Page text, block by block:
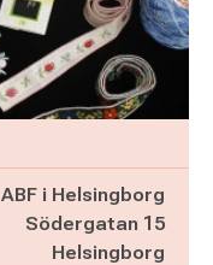
ABF i Helsingborg
Södergatan 15
Helsingborg